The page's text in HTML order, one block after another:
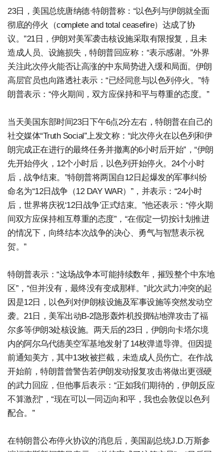
23日，美国总统唐纳德·特朗普称：“以色列与伊朗就全面
彻底的停火（complete and total ceasefire）达成了协
议。”21日，伊朗对美军袭击核设施采取有限报复，且未
造成人员、设施损失，特朗普回应称：“表示感谢。”外界
关注此次停火能否让高涨的中东局势进入缓和局面。伊朗
高层官员也向路透社表示：“已经同意与以色列停火。”特
朗普表示：“停火期间，双方应保持和平与尊重的态度。”
当天美国东部时间23日下午6点2分左右，特朗普在自己的
社交媒体“Truth Social”上发文称：“此次停火在以色列和伊
朗完成正在进行的最终任务并撤离的6小时后开始”，“伊朗
先开始停火，12个小时后，以色列开始停火。24个小时
后，战争结束。”特朗普将两国自12日起爆发的军事纠纷
命名为“12日战争（12 DAY WAR）”，并表示：“24小时
后，世界将庆祝‘12日战争’正式结束。”他还表示：“停火期
间双方应保持相互尊重的态度”，“在假定一切按计划推进
的情况下，向终结本次战争的决心、勇气与智慧表示祝
贺。”
特朗普表示：“这场战争本可能持续数年，摧毁整个中东地
区”，“但并没有，最终没有变成那样。”此次武力冲突的起
因是12日，以色列对伊朗核设施及军事设施等突然发动空
袭。21日，美军出动B-2隐形轰炸机投掷钻地弹攻击了福
尔多等伊朗3处核设施。两天后的23日，伊朗向卡塔尔境
内的阿尔乌代德美空军基地发射了14枚弹道导弹。但因提
前通知美方，其中13枚被拦截，未造成人员伤亡。在作战
开始前，特朗普曾警告若伊朗发动报复攻击将做出更强硬
的武力回应，但他事后表示：“正如我们期待的，伊朗反应
不算激烈”，“现在可以一同迈向和平，我也会敦促以色列
配合。”
在特朗普公布停火协议的消息后，美国副总统J.D.万斯参